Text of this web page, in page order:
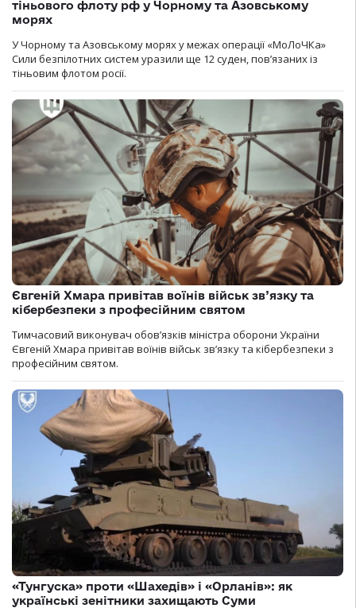
тіньового флоту рф у Чорному та Азовському
морях
У Чорному та Азовському морях у межах операції «МоЛоЧКа»
Сили безпілотних систем уразили ще 12 суден, пов’язаних із
тіньовим флотом росії.
Євгеній Хмара привітав воїнів військ зв’язку та
кібербезпеки з професійним святом
Тимчасовий виконувач обов’язків міністра оборони України
Євгеній Хмара привітав воїнів військ зв’язку та кібербезпеки з
професійним святом.
«Тунгуска» проти «Шахедів» і «Орланів»: як
українські зенітники захищають Суми